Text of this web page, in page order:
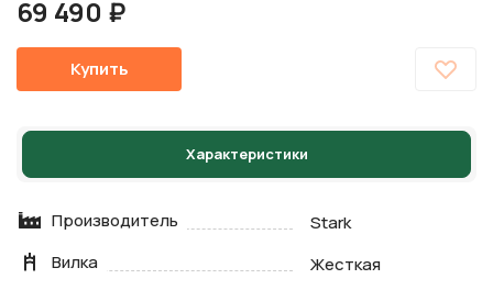
69 490 ₽
Купить
Характеристики
Производитель
Stark
Вилка
Жесткая